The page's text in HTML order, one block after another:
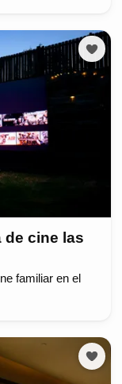
de cine las
familiar en el